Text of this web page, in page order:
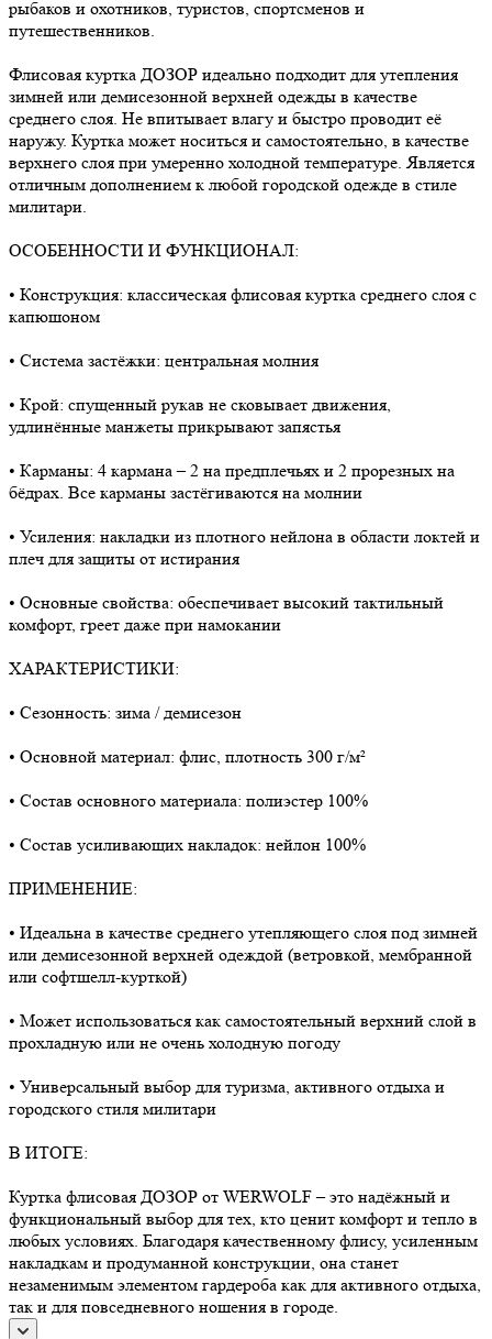
рыбаков и охотников, туристов, спортсменов и
путешественников.
Флисовая куртка ДОЗОР идеально подходит для утепления
зимней или демисезонной верхней одежды в качестве
среднего слоя. Не впитывает влагу и быстро проводит её
наружу. Куртка может носиться и самостоятельно, в качестве
верхнего слоя при умеренно холодной температуре. Является
отличным дополнением к любой городской одежде в стиле
милитари.
ОСОБЕННОСТИ И ФУНКЦИОНАЛ:
• Конструкция: классическая флисовая куртка среднего слоя с
капюшоном
• Система застёжки: центральная молния
• Крой: спущенный рукав не сковывает движения,
удлинённые манжеты прикрывают запястья
• Карманы: 4 кармана – 2 на предплечьях и 2 прорезных на
бёдрах. Все карманы застёгиваются на молнии
• Усиления: накладки из плотного нейлона в области локтей и
плеч для защиты от истирания
• Основные свойства: обеспечивает высокий тактильный
комфорт, греет даже при намокании
ХАРАКТЕРИСТИКИ:
• Сезонность: зима / демисезон
• Основной материал: флис, плотность 300 г/м²
• Состав основного материала: полиэстер 100%
• Состав усиливающих накладок: нейлон 100%
ПРИМЕНЕНИЕ:
• Идеальна в качестве среднего утепляющего слоя под зимней
или демисезонной верхней одеждой (ветровкой, мембранной
или софтшелл-курткой)
• Может использоваться как самостоятельный верхний слой в
прохладную или не очень холодную погоду
• Универсальный выбор для туризма, активного отдыха и
городского стиля милитари
В ИТОГЕ:
Куртка флисовая ДОЗОР от WERWOLF – это надёжный и
функциональный выбор для тех, кто ценит комфорт и тепло в
любых условиях. Благодаря качественному флису, усиленным
накладкам и продуманной конструкции, она станет
незаменимым элементом гардероба как для активного отдыха,
так и для повседневного ношения в городе.